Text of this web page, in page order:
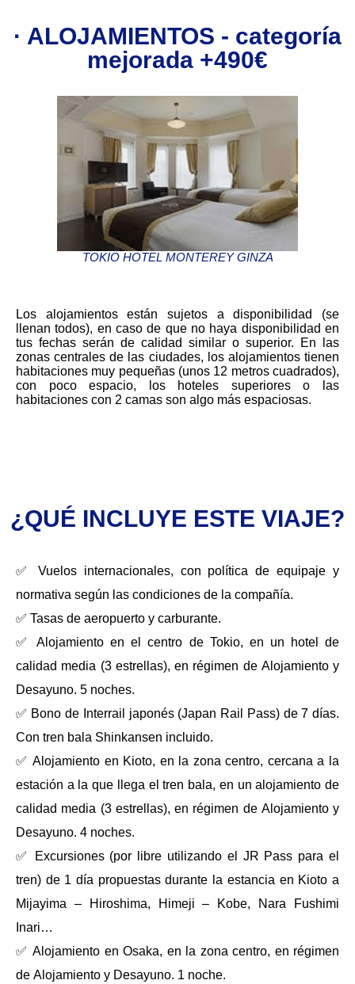
· ALOJAMIENTOS - categoría
mejorada +490€
TOKIO HOTEL MONTEREY GINZA
Los alojamientos están sujetos a disponibilidad (se
llenan todos), en caso de que no haya disponibilidad en
tus fechas serán de calidad similar o superior. En las
zonas centrales de las ciudades, los alojamientos tienen
habitaciones muy pequeñas (unos 12 metros cuadrados),
con poco espacio, los hoteles superiores o las
habitaciones con 2 camas son algo más espaciosas.
¿QUÉ INCLUYE ESTE VIAJE?
✅ Vuelos internacionales, con política de equipaje y
normativa según las condiciones de la compañía.
✅ Tasas de aeropuerto y carburante.
✅ Alojamiento en el centro de Tokio, en un hotel de
calidad media (3 estrellas), en régimen de Alojamiento y
Desayuno. 5 noches.
✅ Bono de Interrail japonés (Japan Rail Pass) de 7 días.
Con tren bala Shinkansen incluido.
✅ Alojamiento en Kioto, en la zona centro, cercana a la
estación a la que llega el tren bala, en un alojamiento de
calidad media (3 estrellas), en régimen de Alojamiento y
Desayuno. 4 noches.
✅ Excursiones (por libre utilizando el JR Pass para el
tren) de 1 día propuestas durante la estancia en Kioto a
Mijayima – Hiroshima, Himeji – Kobe, Nara Fushimi
Inari…
✅ Alojamiento en Osaka, en la zona centro, en régimen
de Alojamiento y Desayuno. 1 noche.